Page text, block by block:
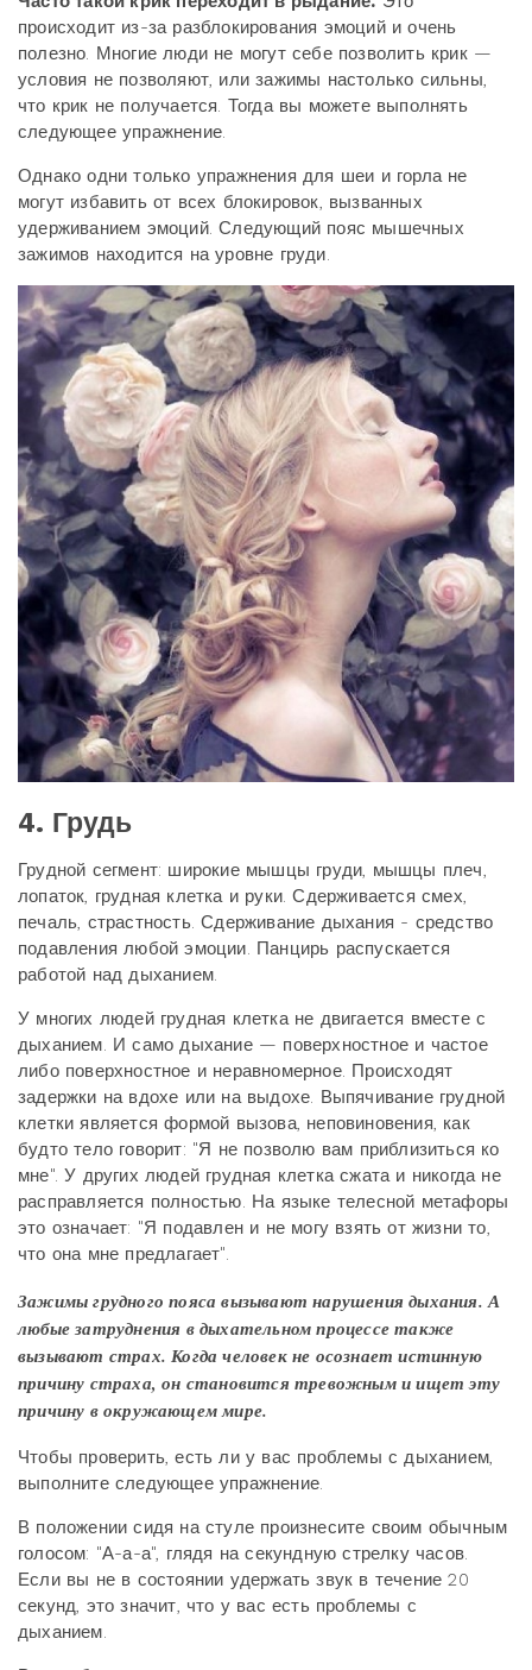
происходит из-за разблокирования эмоций и очень
полезно. Многие люди не могут себе позволить крик —
условия не позволяют, или зажимы настолько сильны,
что крик не получается. Тогда вы можете выполнять
следующее упражнение.
Однако одни только упражнения для шеи и горла не
могут избавить от всех блокировок, вызванных
удерживанием эмоций. Следующий пояс мышечных
зажимов находится на уровне груди.
4. Грудь
Грудной сегмент: широкие мышцы груди, мышцы плеч,
лопаток, грудная клетка и руки. Сдерживается смех,
печаль, страстность. Сдерживание дыхания - средство
подавления любой эмоции. Панцирь распускается
работой над дыханием.
У многих людей грудная клетка не двигается вместе с
дыханием. И само дыхание — поверхностное и частое
либо поверхностное и неравномерное. Происходят
задержки на вдохе или на выдохе. Выпячивание грудной
клетки является формой вызова, неповиновения, как
будто тело говорит: "Я не позволю вам приблизиться ко
мне". У других людей грудная клетка сжата и никогда не
расправляется полностью. На языке телесной метафоры
это означает: "Я подавлен и не могу взять от жизни то,
что она мне предлагает".
Зажимы грудного пояса вызывают нарушения дыхания. А
любые затруднения в дыхательном процессе также
вызывают страх. Когда человек не осознает истинную
причину страха, он становится тревожным и ищет эту
причину в окружающем мире.
Чтобы проверить, есть ли у вас проблемы с дыханием,
выполните следующее упражнение.
В положении сидя на стуле произнесите своим обычным
голосом: "А-а-а", глядя на секундную стрелку часов.
Если вы не в состоянии удержать звук в течение 20
секунд, это значит, что у вас есть проблемы с
дыханием.